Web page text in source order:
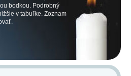
bodkou. Podrobný
v tabuľke. Zoznam